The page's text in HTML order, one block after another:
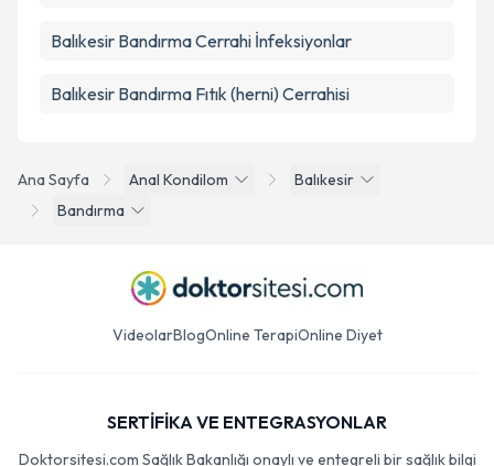
Ana Sayfa Anal Kondilom
Balıkesir
Bandırma
Balıkesir Bandırma Cerrahi İnfeksiyonlar
Balıkesir Bandırma Fıtık (herni) Cerrahisi
VideolarBlogOnline TerapiOnline Diyet
SERTİFİKA VE ENTEGRASYONLAR
Doktorsitesi.com Sağlık Bakanlığı onaylı ve entegreli bir sağlık bilgi